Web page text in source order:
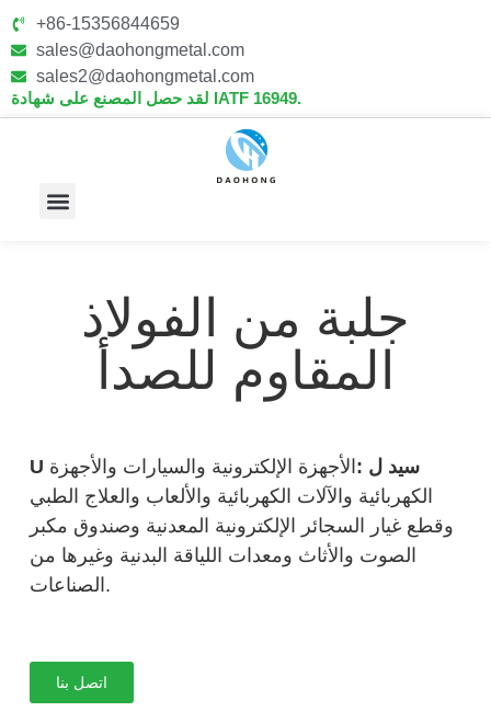
+86-15356844659
sales@daohongmetal.com
sales2@daohongmetal.com
لقد حصل المصنع على شهادة IATF 16949.
جلبة من الفولاذ
المقاوم للصدأ
U سيد ل : الأجهزة الإلكترونية والسيارات والأجهزة
الكهربائية والآلات الكهربائية والألعاب والعلاج الطبي
وقطع غيار السجائر الإلكترونية المعدنية وصندوق مكبر
الصوت والأثاث ومعدات اللياقة البدنية وغيرها من
الصناعات.
اتصل بنا